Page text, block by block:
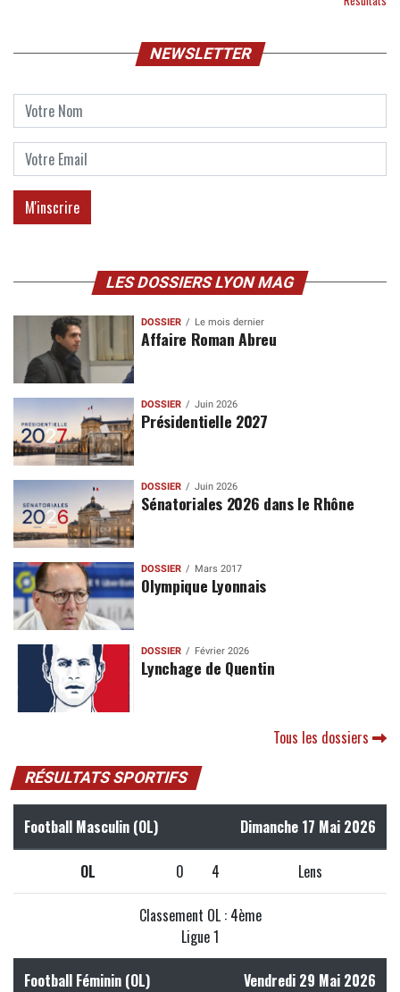
NEWSLETTER
LES DOSSIERS LYON MAG
DOSSIER Le mois dernier
Affaire Roman Abreu
DOSSIER Juin 2026
Présidentielle 2027
DOSSIER Juin 2026
Sénatoriales 2026 dans le Rhône
DOSSIER Mars 2017
Olympique Lyonnais
DOSSIER Février 2026
Lynchage de Quentin
Tous les dossiers
RÉSULTATS SPORTIFS
Football Masculin (OL) Dimanche 17 Mai 2026
OL 0 4 Lens
Classement OL : 4ème
Ligue 1
Football Féminin (OL) Vendredi 29 Mai 2026